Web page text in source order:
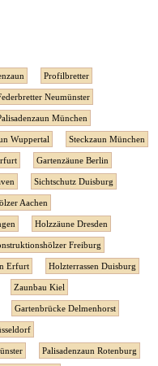
Profilbretter
Neumünster
München
Wuppertal Steckzaun München
Gartenzäune Berlin
Sichtschutz Duisburg
Aachen
Holzzäune Dresden
Freiburg
Erfurt Holzterrassen Duisburg
Zaunbau Kiel
Gartenbrücke Delmenhorst
Palisadenzaun Rotenburg